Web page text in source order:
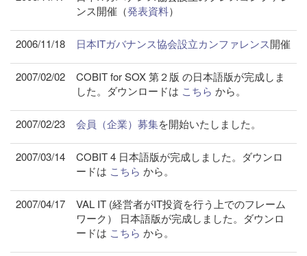
ンス開催（発表資料）
2006/11/18 日本ITガバナンス協会設立カンファレンス開催
2007/02/02
COBIT for SOX 第２版 の日本語版が完成しま
した。ダウンロードは こちら から。
2007/02/23 会員（企業）募集を開始いたしました。
2007/03/14
COBIT 4 日本語版が完成しました。ダウンロ
ードは こちら から。
2007/04/17
VAL IT (経営者がIT投資を行う上でのフレーム
ワーク） 日本語版が完成しました。ダウンロ
ードは こちら から。